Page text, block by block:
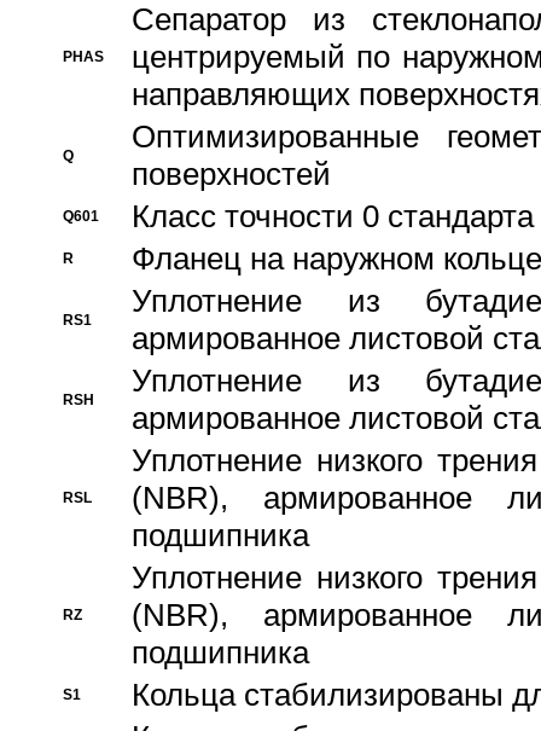
PHAS
Сепаратор из
центрируемый по
направляющих
Q
Оптимизированные
поверхностей
Q601 Класс точности 0
R Фланец на наружном кольце
RS1
Уплотнение из
армированное листовой
RSH
Уплотнение из
армированное листовой
RSL
Уплотнение низкого
(NBR), армированное
подшипника
RZ
Уплотнение низкого
(NBR), армированное
подшипника
S1 Кольца стабилизированы